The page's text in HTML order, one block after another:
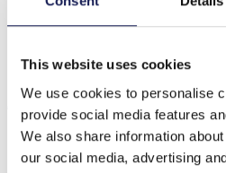
This website uses cookies
We use cookies to personalise
provide social media features
We also share information
our social media, advertising
H-B7.5 E221-388S S. Steel
Anderen kochten ook